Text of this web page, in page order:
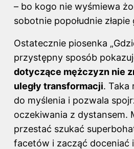
– bo kogo nie wyśmiewa
sobotnie popołudnie
Ostatecznie piosenka
przystępny sposób
dotyczące mężczyzn nie
uległy transformacji. Taka
do myślenia i pozwala
oczekiwania z dystansem.
przestać szukać
facetów i zacząć doceniać